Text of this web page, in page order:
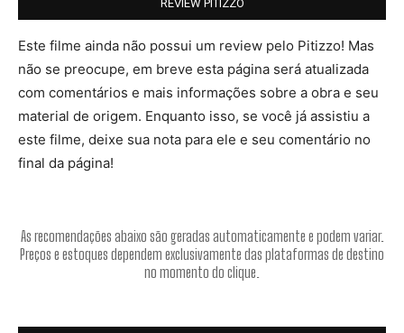
REVIEW PITIZZO
Este filme ainda não possui um review pelo Pitizzo! Mas
não se preocupe, em breve esta página será atualizada
com comentários e mais informações sobre a obra e seu
material de origem. Enquanto isso, se você já assistiu a
este filme, deixe sua nota para ele e seu comentário no
final da página!
As recomendações abaixo são geradas automaticamente e podem variar.
Preços e estoques dependem exclusivamente das plataformas de destino
no momento do clique.